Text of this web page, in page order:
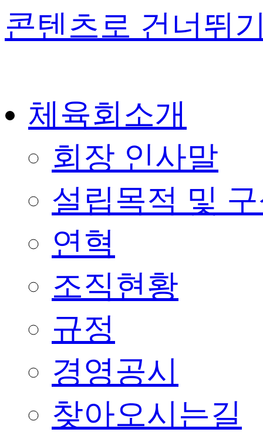
콘텐츠로 건너뛰
체육회소개
회장 인사말
설립목적 및
연혁
조직현황
규정
경영공시
찾아오시는길